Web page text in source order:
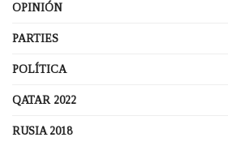
OPINIÓN
PARTIES
POLÍTICA
QATAR 2022
RUSIA 2018